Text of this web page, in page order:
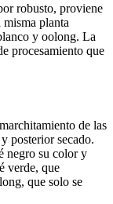
robusto, proviene
misma planta
y oolong. La
procesamiento que
de las
posterior secado.
negro su color y
verde, que
que solo se